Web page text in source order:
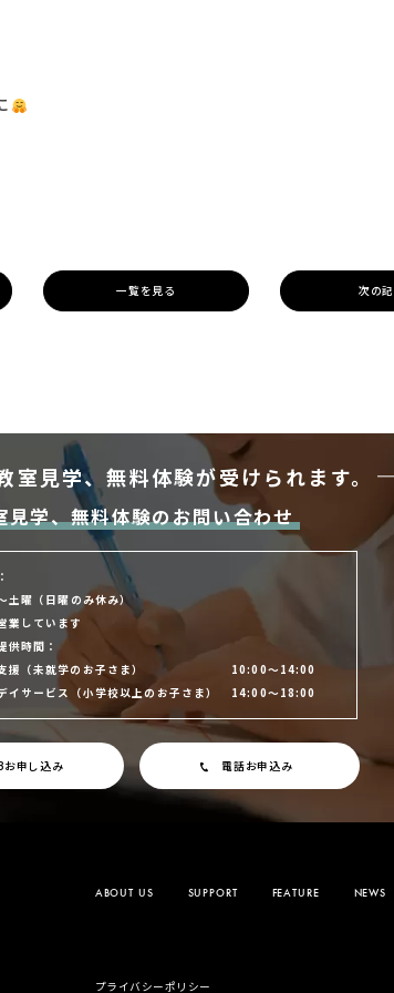
一覧を見る 次の
室見学、無料体験が受けられます。
見学、無料体験のお問い合わせ
土曜 （日曜のみ休み）
業しています
供時間：
援 （未就学のお子さま）
10:00～14:00
イサービス
（小学校以上のお子さま） 14:00～18:00
お申し込み 電話お申込み
ABOUT US SUPPORT FEATURE NEWS
プライバシーポリシー